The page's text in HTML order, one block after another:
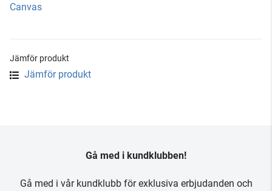
Canvas
Jämför produkt
Jämför produkt
Gå med i kundklubben!
Gå med i vår kundklubb för exklusiva erbjudanden och